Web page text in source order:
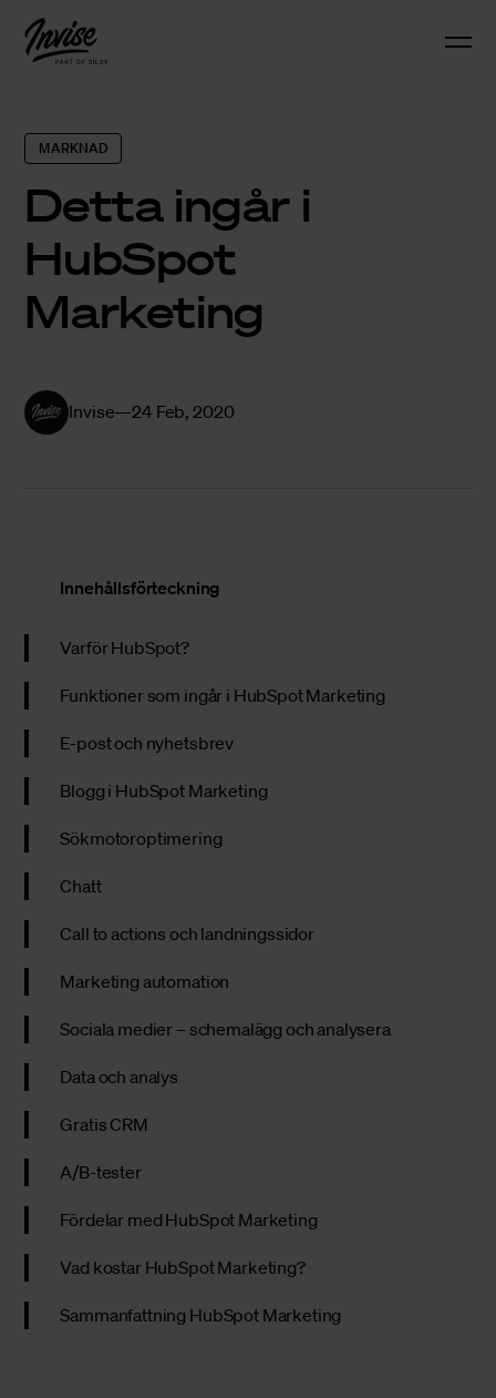
MARKNAD
Detta ingår i
HubSpot
Marketing
Invise 24 Feb, 2020
Innehållsförteckning
Varför HubSpot?
Funktioner som ingår i HubSpot Marketing
E-post och nyhetsbrev
Blogg i HubSpot Marketing
Sökmotoroptimering
Chatt
Call to actions och landningssidor
Marketing automation
Sociala medier – schemalägg och analysera
Data och analys
Gratis CRM
A/B-tester
Fördelar med HubSpot Marketing
Vad kostar HubSpot Marketing?
Sammanfattning HubSpot Marketing